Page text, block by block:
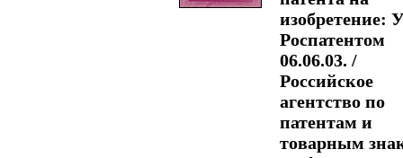
изобретение:
Роспатентом
06.06.03. /
Российское
агентство по
патентам и
товарным